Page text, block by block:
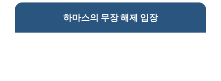
하마스의 무장 해제 입장